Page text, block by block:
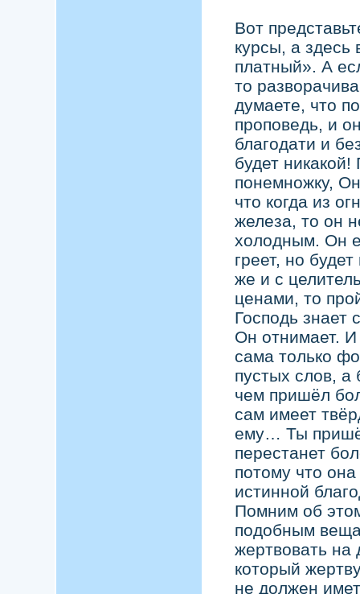
Вот
курсы, а здесь
платный». А
то
думаете, что
проповедь, и
благодати и
будет
понемножку,
что когда из
железа, то он
холодным. Он
греет, но
же и с
ценами, то
Господь знает
Он отнимает. И
сама только
пустых слов, а
чем пришёл
сам имеет
ему… Ты
перестанет
потому что
истинной
Помним об
подобным
жертвовать на
который
не должен